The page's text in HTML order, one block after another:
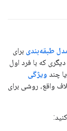
طبقه‌بندی برای
که با فرد اول
چند ویژگی
واقع، روشی برای